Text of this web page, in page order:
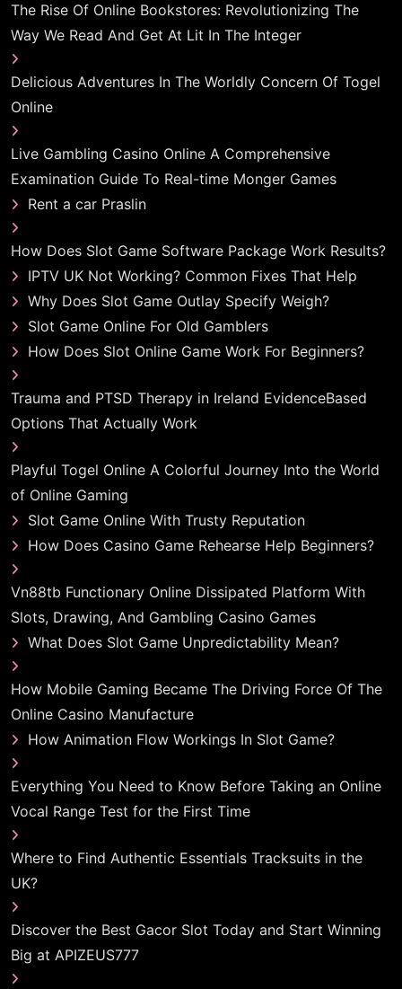
The Rise Of Online Bookstores: Revolutionizing The
Way We Read And Get At Lit In The Integer
Delicious Adventures In The Worldly Concern Of Togel
Online
Live Gambling Casino Online A Comprehensive
Examination Guide To Real-time Monger Games
Rent a car Praslin
How Does Slot Game Software Package Work Results?
IPTV UK Not Working? Common Fixes That Help
Why Does Slot Game Outlay Specify Weigh?
Slot Game Online For Old Gamblers
How Does Slot Online Game Work For Beginners?
Trauma and PTSD Therapy in Ireland EvidenceBased
Options That Actually Work
Playful Togel Online A Colorful Journey Into the World
of Online Gaming
Slot Game Online With Trusty Reputation
How Does Casino Game Rehearse Help Beginners?
Vn88tb Functionary Online Dissipated Platform With
Slots, Drawing, And Gambling Casino Games
What Does Slot Game Unpredictability Mean?
How Mobile Gaming Became The Driving Force Of The
Online Casino Manufacture
How Animation Flow Workings In Slot Game?
Everything You Need to Know Before Taking an Online
Vocal Range Test for the First Time
Where to Find Authentic Essentials Tracksuits in the
UK?
Discover the Best Gacor Slot Today and Start Winning
Big at APIZEUS777